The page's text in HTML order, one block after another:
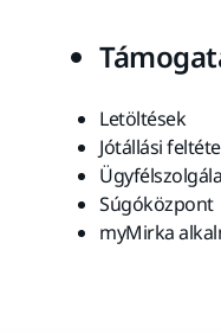
Letöltések
Jótállási
Súgóközpont
myMirka